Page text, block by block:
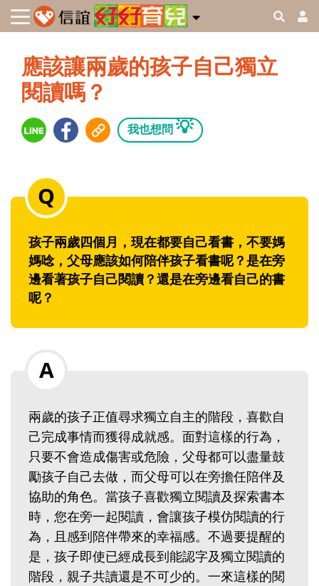
應該讓兩歲的孩子自己獨立
閱讀嗎？
我也想問 💡
孩子兩歲四個月，現在都要自己看書，不要媽
媽唸，父母應該如何陪伴孩子看書呢？是在旁
邊看著孩子自己閱讀？還是在旁邊看自己的書
呢？
兩歲的孩子正值尋求獨立自主的階段，喜歡自
己完成事情而獲得成就感。面對這樣的行為，
只要不會造成傷害或危險，父母都可以盡量鼓
勵孩子自己去做，而父母可以在旁擔任陪伴及
協助的角色。當孩子喜歡獨立閱讀及探索書本
時，您在旁一起閱讀，會讓孩子模仿閱讀的行
為，且感到陪伴帶來的幸福感。不過要提醒的
是，孩子即使已經成長到能認字及獨立閱讀的
階段，親子共讀還是不可少的。一來這樣的閱